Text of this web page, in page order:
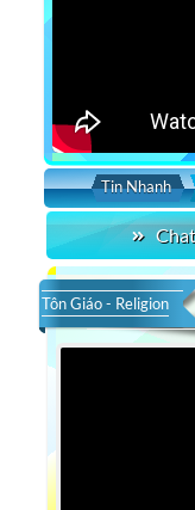
Tin Nhanh
Tôn Giáo - Religion